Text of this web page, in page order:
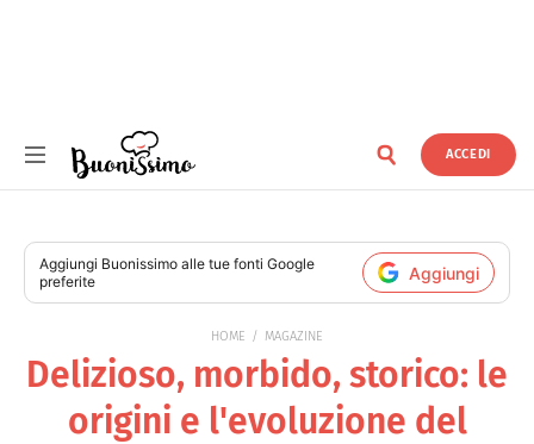
ACCEDI
Aggiungi Buonissimo alle tue fonti Google
preferite
Aggiungi
HOME MAGAZINE
Delizioso, morbido, storico: le
origini e l'evoluzione del